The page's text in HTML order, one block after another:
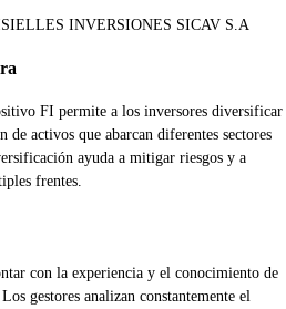
INVERSIONES SICAV S.A
FI permite a los inversores diversificar
de activos que abarcan diferentes sectores
ayuda a mitigar riesgos y a
frentes.
con la experiencia y el conocimiento de
gestores analizan constantemente el